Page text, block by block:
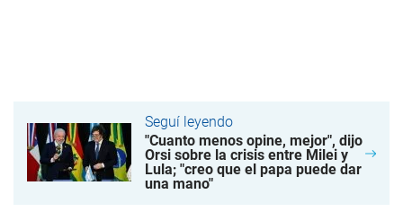
Seguí leyendo
"Cuanto menos opine, mejor", dijo
Orsi sobre la crisis entre Milei y
Lula; "creo que el papa puede dar
una mano"